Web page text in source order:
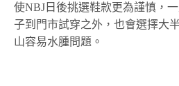
使NBJ日後挑選鞋款更為謹慎，
子到門市試穿之外，也會選擇大
山容易水腫問題。